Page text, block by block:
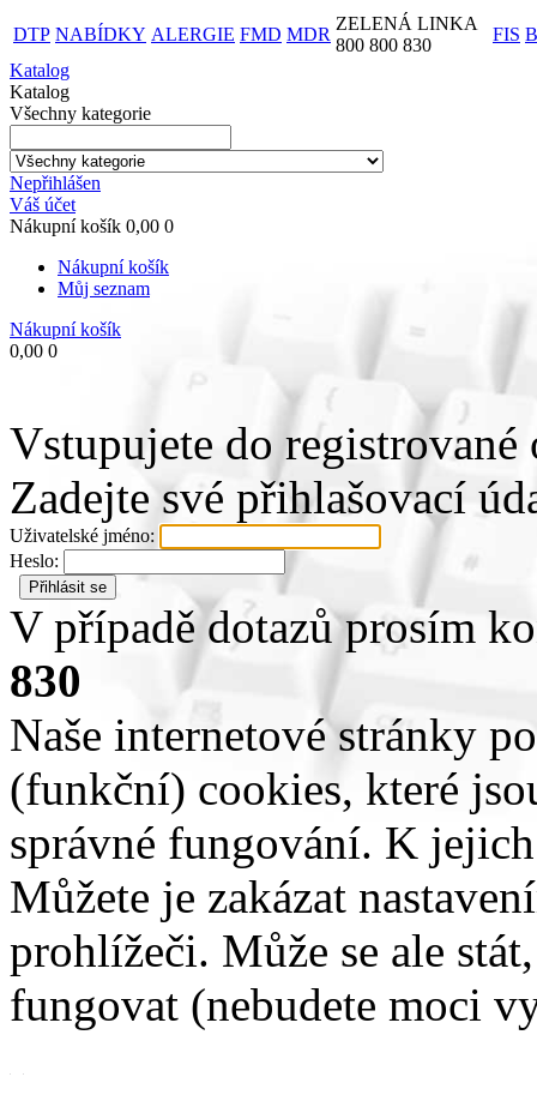
DTP NABÍDKY ALERGIE FMD MDR
ZELENÁ LINKA
800 800 830
FIS
Katalog
Katalog
Všechny kategorie
Nepřihlášen
Váš účet
Nákupní košík 0,00 0
Nákupní košík
Můj seznam
Nákupní košík
0,00 0
Vstupujete do
Zadejte své přihlašovací
Uživatelské jméno:
Heslo:
V případě dotazů prosím
830
Naše internetové stránky
(funkční) cookies, které
správné fungování. K
Můžete je zakázat
prohlížeči. Může se ale
fungovat (nebudete moci